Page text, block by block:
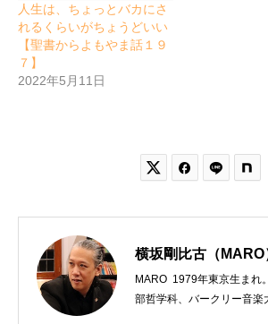
人生は、ちょっとバカにさ
れるくらいがちょうどいい
【聖書からよもやま話１９
７】
2022年5月11日
 
横坂剛比古（MARO
MARO 1979年東京生まれ
部哲学科、バークリー音楽